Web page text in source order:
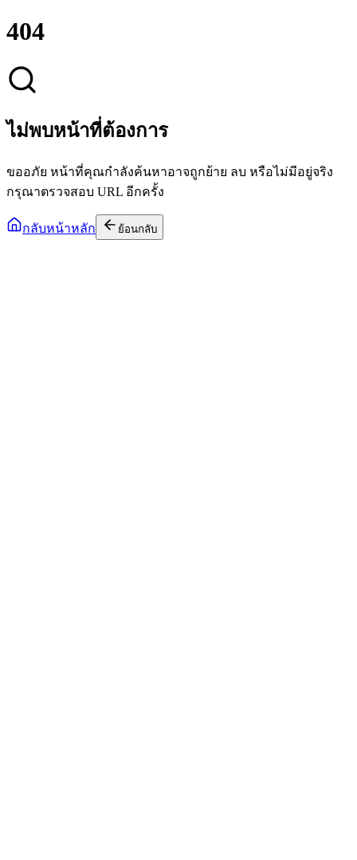
404
ไม่พบหน้าที่ต้องการ
ขออภัย หน้าที่คุณกำลังค้นหาอาจถูกย้าย ลบ หรือไม่มีอยู่จริง
กรุณาตรวจสอบ URL อีกครั้ง
กลับหน้าหลัก ย้อนกลับ